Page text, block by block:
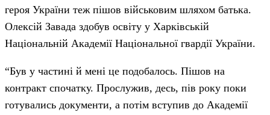
героя України теж пішов військовим шляхом батька.
Олексій Завада здобув освіту у Харківській
Національній Академії Національної гвардії України.
“Був у частині й мені це подобалось. Пішов на
контракт спочатку. Прослужив, десь, пів року поки
готувались документи, а потім вступив до Академії